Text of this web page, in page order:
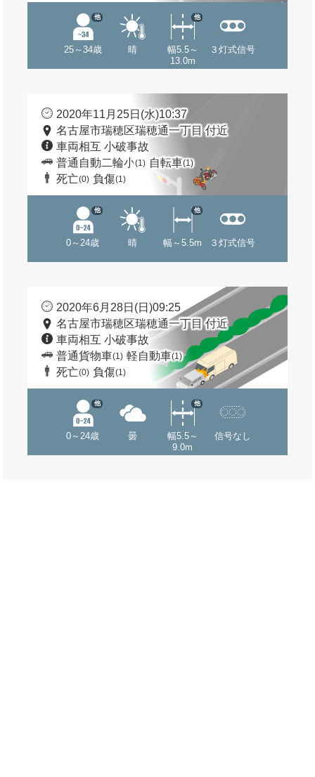
25～34歳
他
晴
幅5.5～
13.0m
他
３灯式信号
2020年11月25日(水)10:37
名古屋市瑞穂区瑞穂通一丁目 付近
車両相互 小破事故
普通自動二輪小(1) 自転車(1)
死亡(0) 負傷(1)
0～24歳
他
晴 幅～5.5m
他
３灯式信号
2020年6月28日(日)09:25
名古屋市瑞穂区瑞穂通一丁目 付近
車両相互 小破事故
普通貨物車(1) 軽自動車(1)
死亡(0) 負傷(1)
0～24歳
他
曇
幅5.5～
9.0m
他
信号なし